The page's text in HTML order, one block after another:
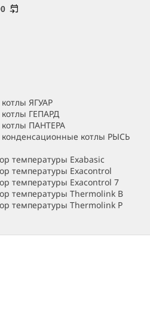
ЯГУАР
ГЕПАРД
ПАНТЕРА
котлы РЫСЬ
температуры Exabasic
температуры Exacontrol
температуры Exacontrol 7
температуры Thermolink B
температуры Thermolink P